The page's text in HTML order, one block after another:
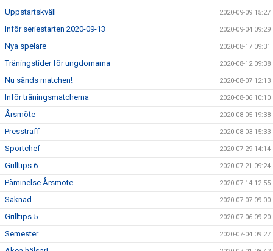
Uppstartskväll 2020-09-09 15:27
Inför seriestarten 2020-09-13 2020-09-04 09:29
Nya spelare 2020-08-17 09:31
Träningstider för ungdomarna 2020-08-12 09:38
Nu sänds matchen! 2020-08-07 12:13
Inför träningsmatcherna 2020-08-06 10:10
Årsmöte 2020-08-05 19:38
Pressträff 2020-08-03 15:33
Sportchef 2020-07-29 14:14
Grilltips 6 2020-07-21 09:24
Påminelse Årsmöte 2020-07-14 12:55
Saknad 2020-07-07 09:00
Grilltips 5 2020-07-06 09:20
Semester 2020-07-04 09:27